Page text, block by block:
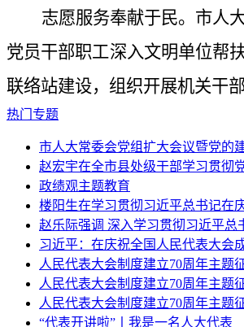
志愿服务奉献于民。市人
党员干部职工深入文明单位帮
联络站建设，组织开展机关干
热门专题
市人大常委会党组扩大会议暨党的
赵宏宇在全市县处级干部学习贯彻
政绩观主题教育
楼阳生在学习贯彻习近平总书记在
赵乐际强调 深入学习贯彻习近平总
习近平：在庆祝全国人民代表大会
人民代表大会制度建立70周年主题
人民代表大会制度建立70周年主题
人民代表大会制度建立70周年主题
“代表开讲啦”丨我是一名人大代表